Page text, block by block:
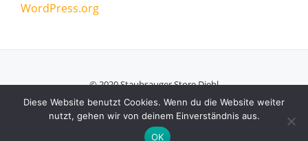
WordPress.org
© 2020 Staubsauger Store Diehl
Secondary
Menu Azera Shoppowered byWordPress
Diese Website benutzt Cookies. Wenn du die Website weiter
nutzt, gehen wir von deinem Einverständnis aus.
OK